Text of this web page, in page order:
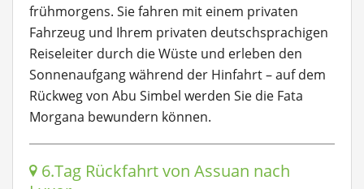
frühmorgens. Sie fahren mit einem privaten
Fahrzeug und Ihrem privaten deutschsprachigen
Reiseleiter durch die Wüste und erleben den
Sonnenaufgang während der Hinfahrt – auf dem
Rückweg von Abu Simbel werden Sie die Fata
Morgana bewundern können.
6.Tag Rückfahrt von Assuan nach